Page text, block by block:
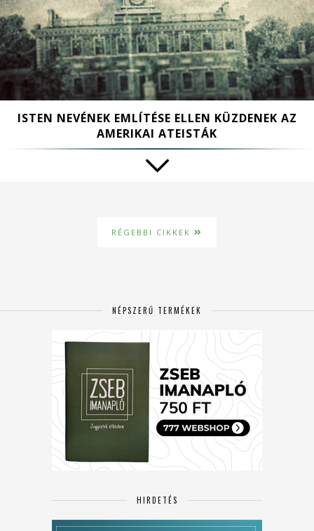
ISTEN NEVÉNEK EMLÍTÉSE ELLEN KÜZDENEK AZ
AMERIKAI ATEISTÁK
RÉGEBBI CIKKEK
NÉPSZERŰ TERMÉKEK
HIRDETÉS